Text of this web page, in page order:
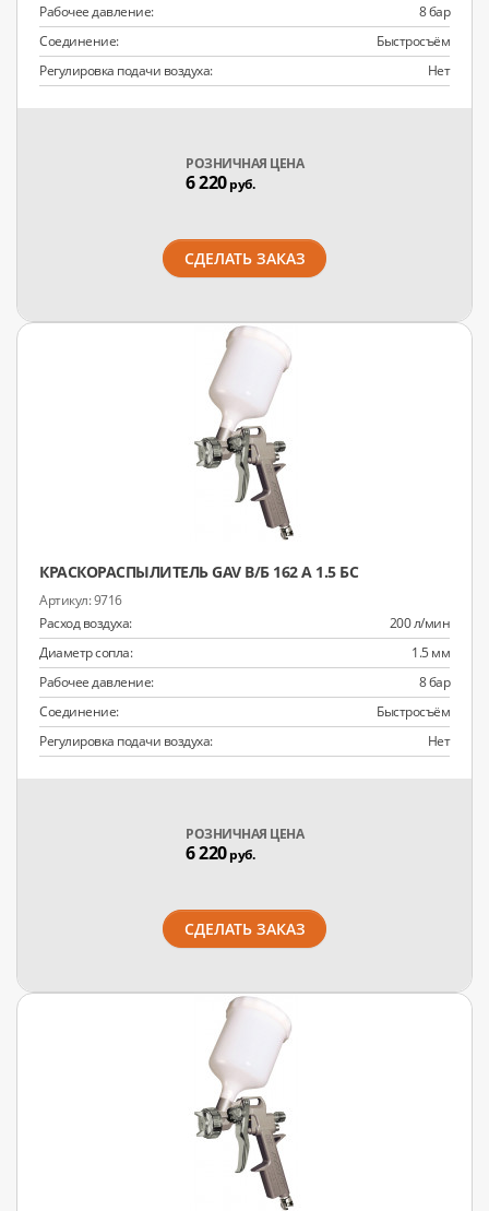
Рабочее давление:
8 бар
Соединение:
Быстросъём
Регулировка подачи воздуха:
Нет
РОЗНИЧНАЯ ЦЕНА
6 220руб.
СДЕЛАТЬ ЗАКАЗ
КРАСКОРАСПЫЛИТЕЛЬ GAV В/Б 162 А 1.5 БС
9716
Расход воздуха:
200 л/мин
Диаметр сопла:
1.5 мм
Рабочее давление:
8 бар
Соединение:
Быстросъём
Регулировка подачи воздуха:
Нет
РОЗНИЧНАЯ ЦЕНА
6 220руб.
СДЕЛАТЬ ЗАКАЗ